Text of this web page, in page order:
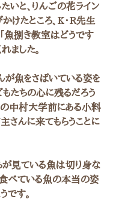
たいと、りんごの花ライン
けたところ、K・R先生
魚捌き教室はどうです
ました。
魚をさばいている姿を
もたちの心に残るだろう
中村大学前にある小料
さんに来てもらうことに
見ている魚は切り身な
べている魚の本当の姿
です。